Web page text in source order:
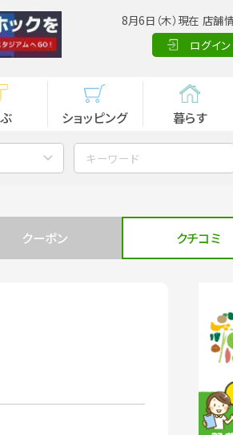
8月6日（木）現在 店
ログイン
ショッピング 暮らす
クーポン クチコミ